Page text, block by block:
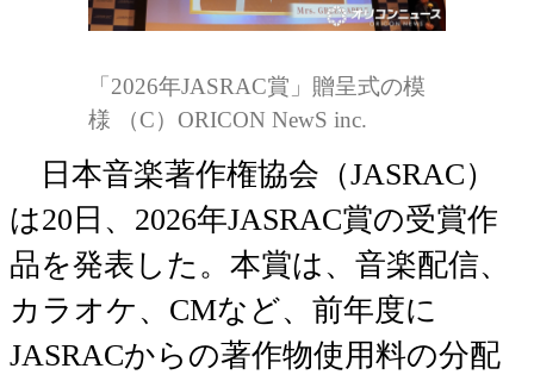
「2026年JASRAC賞」贈呈式の模
様 （C）ORICON NewS inc.
日本音楽著作権協会（JASRAC）
は20日、2026年JASRAC賞の受賞作
品を発表した。本賞は、音楽配信、
カラオケ、CMなど、前年度に
JASRACからの著作物使用料の分配